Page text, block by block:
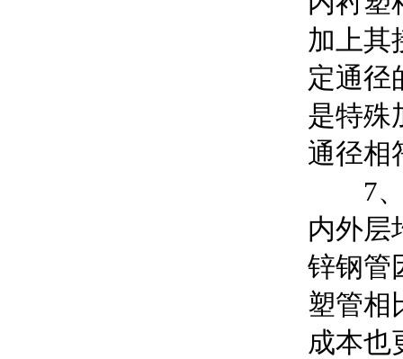
加上其
定通径
是特殊
通径相
7、
内外层
锌钢管
塑管相
成本